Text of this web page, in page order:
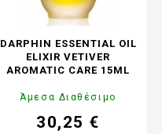
DARPHIN ESSENTIAL OIL
ELIXIR VETIVER
AROMATIC CARE 15ML
Άμεσα Διαθέσιμο
Τιμή
30,25 €